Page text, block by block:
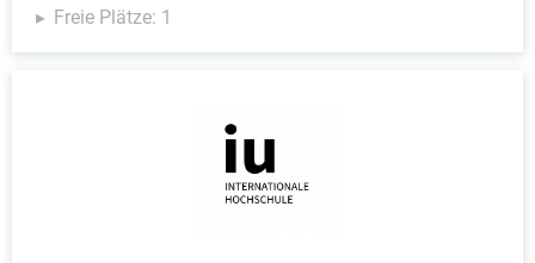
Freie Plätze: 1